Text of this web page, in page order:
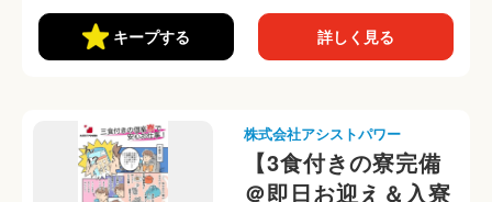
キープする 詳しく見る
株式会社アシストパワー
【3食付きの寮完備
＠即日お迎え＆入寮